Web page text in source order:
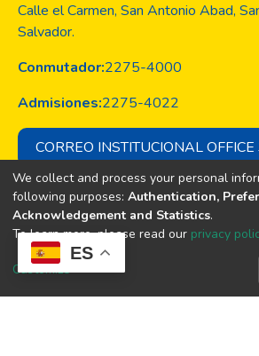
ES
Calle el Carmen, San Antonio Abad,
Salvador.
Conmutador:2275-4000
Admisiones:2275-4022
CORREO INSTITUCIONAL
Copyright © Todos
de la Universidad
We collect and process your personal
following purposes: Authentication,
Acknowledgement and Statistics.
To learn more, please read our privacy
Customize